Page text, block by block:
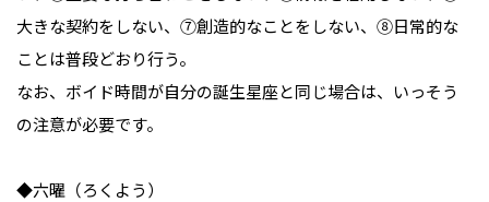
大きな契約をしない、⑦創造的なことをしない、⑧日常的な
ことは普段どおり行う。
なお、ボイド時間が自分の誕生星座と同じ場合は、いっそう
の注意が必要です。
◆六曜（ろくよう）